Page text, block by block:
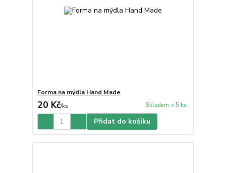
Forma na mýdla Hand Made
20 Kč/ks Skladem > 5 ks
Přidat do košíku